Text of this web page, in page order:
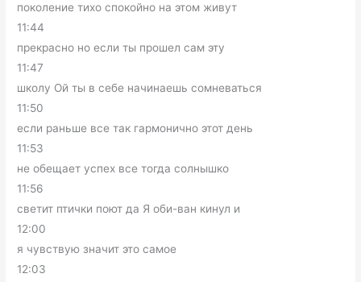
поколение тихо спокойно на этом живут
11:44
прекрасно но если ты прошел сам эту
11:47
школу Ой ты в себе начинаешь сомневаться
11:50
если раньше все так гармонично этот день
11:53
не обещает успех все тогда солнышко
11:56
светит птички поют да Я оби-ван кинул и
12:00
я чувствую значит это самое
12:03